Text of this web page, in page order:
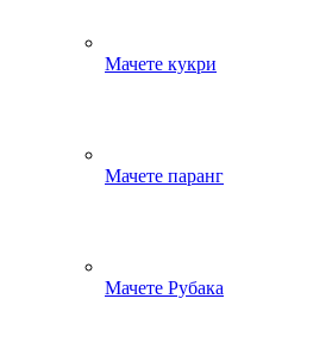
Мачете кукри
Мачете паранг
Мачете Рубака